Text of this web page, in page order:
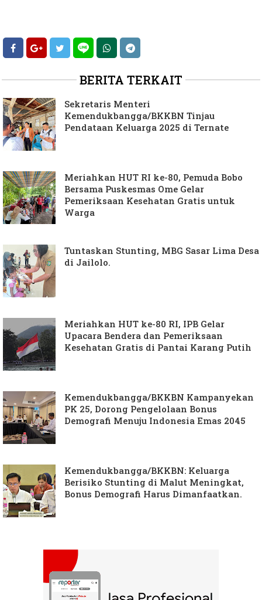
BERITA TERKAIT
Sekretaris Menteri
Kemendukbangga/BKKBN Tinjau
Pendataan Keluarga 2025 di Ternate
Meriahkan HUT RI ke-80, Pemuda Bobo
Bersama Puskesmas Ome Gelar
Pemeriksaan Kesehatan Gratis untuk
Warga
Tuntaskan Stunting, MBG Sasar Lima Desa
di Jailolo.
Meriahkan HUT ke-80 RI, IPB Gelar
Upacara Bendera dan Pemeriksaan
Kesehatan Gratis di Pantai Karang Putih
Kemendukbangga/BKKBN Kampanyekan
PK 25, Dorong Pengelolaan Bonus
Demografi Menuju Indonesia Emas 2045
Kemendukbangga/BKKBN: Keluarga
Berisiko Stunting di Malut Meningkat,
Bonus Demografi Harus Dimanfaatkan.